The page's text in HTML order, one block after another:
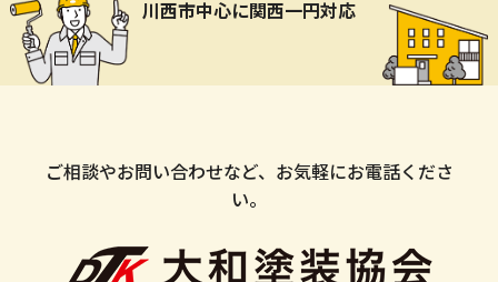
川西市中心に関西一円対応
ご相談やお問い合わせなど、お気軽にお電話くださ
い。